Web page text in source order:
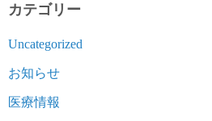
カテゴリー
Uncategorized
お知らせ
医療情報